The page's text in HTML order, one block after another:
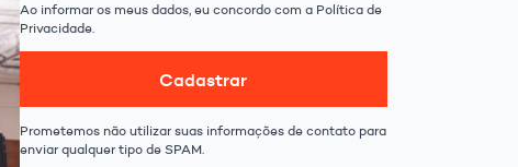
Ao informar os meus dados, eu concordo com a Política de
Privacidade.
Cadastrar
Prometemos não utilizar suas informações de contato para
enviar qualquer tipo de SPAM.